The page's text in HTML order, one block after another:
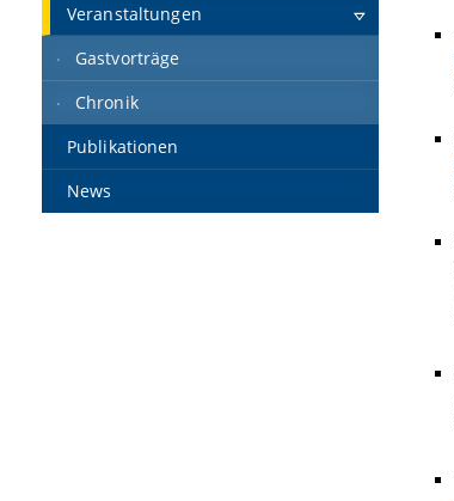
Veranstaltungen
Gastvorträge
Chronik
Publikationen
News